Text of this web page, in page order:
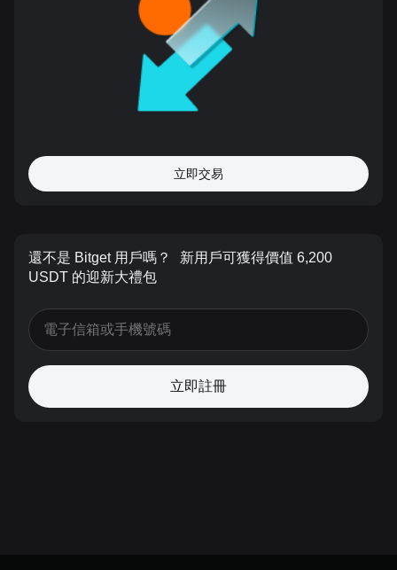
立即交易
還不是 Bitget 用戶嗎？
新用戶可獲得價值 6,200
USDT 的迎新大禮包
立即註冊